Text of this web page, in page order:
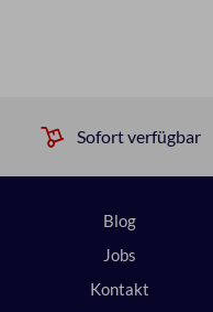
Sofort verfügbar
Blog
Jobs
Kontakt